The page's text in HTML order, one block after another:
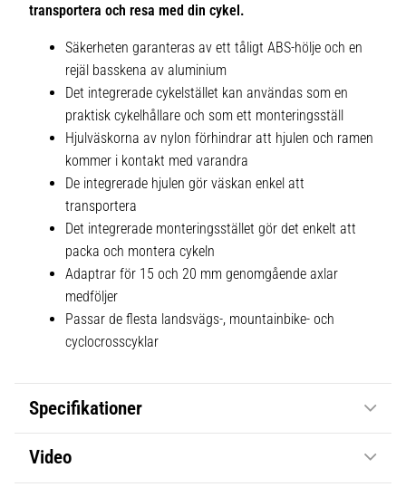
transportera och resa med din cykel.
Säkerheten garanteras av ett tåligt ABS-hölje och en
rejäl basskena av aluminium
Det integrerade cykelstället kan användas som en
praktisk cykelhållare och som ett monteringsställ
Hjulväskorna av nylon förhindrar att hjulen och ramen
kommer i kontakt med varandra
De integrerade hjulen gör väskan enkel att
transportera
Det integrerade monteringsstället gör det enkelt att
packa och montera cykeln
Adaptrar för 15 och 20 mm genomgående axlar
medföljer
Passar de flesta landsvägs-, mountainbike- och
cyclocrosscyklar
Specifikationer
Video